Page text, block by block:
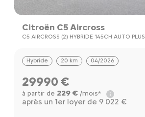
Citroën C5 Aircross
C5 AIRCROSS (2) HYBRIDE 145CH AUTO PLUS
Hybride 20 km 04/2026
29990 €
à partir de 229 €/mois*
après un 1er loyer de 9 022 €